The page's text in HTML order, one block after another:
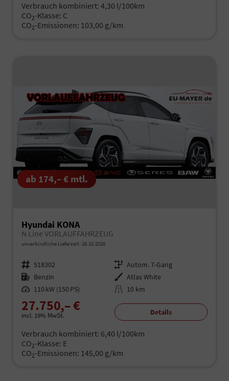
Verbrauch kombiniert: 4,30 l/100km
CO2-Klasse: C
CO2-Emissionen: 103,00 g/km
ab 174,– € mtl.
Hyundai KONA
N Line VORLAUFFAHRZEUG
unverbindliche Lieferzeit: 26.10.2026
Fahrzeugnr. 518302 Getriebe Autom. 7-Gang
Kraftstoff Benzin Außenfarbe Atlas White
Leistung 110 kW (150 PS) Kilometerstand 10 km
27.750,– €
incl. 19% MwSt. Details
Verbrauch kombiniert: 6,40 l/100km
CO2-Klasse: E
CO2-Emissionen: 145,00 g/km